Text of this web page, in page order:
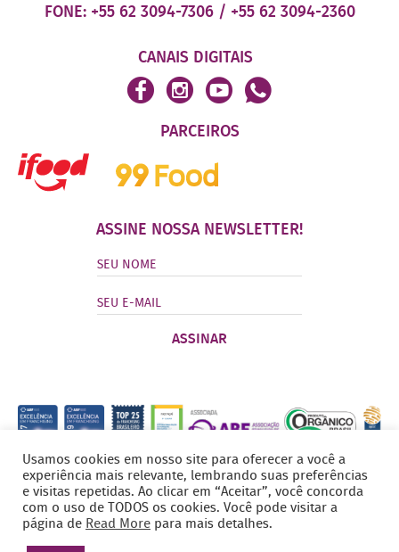
FONE: +55 62 3094-7306 / +55 62 3094-2360
CANAIS DIGITAIS
PARCEIROS
ASSINE NOSSA NEWSLETTER!
©Copyright 2026 - Todos os direitos reservados
Usamos cookies em nosso site para oferecer a você a
experiência mais relevante, lembrando suas preferências
e visitas repetidas. Ao clicar em “Aceitar”, você concorda
com o uso de TODOS os cookies. Você pode visitar a
página de Read More para mais detalhes.